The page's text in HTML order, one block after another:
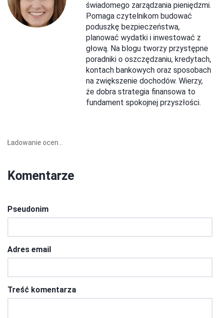
świadomego zarządzania pieniędzmi.
Pomaga czytelnikom budować
poduszkę bezpieczeństwa,
planować wydatki i inwestować z
głową. Na blogu tworzy przystępne
poradniki o oszczędzaniu, kredytach,
kontach bankowych oraz sposobach
na zwiększenie dochodów. Wierzy,
że dobra strategia finansowa to
fundament spokojnej przyszłości.
Ładowanie ocen...
Komentarze
Pseudonim
Adres email
Treść komentarza